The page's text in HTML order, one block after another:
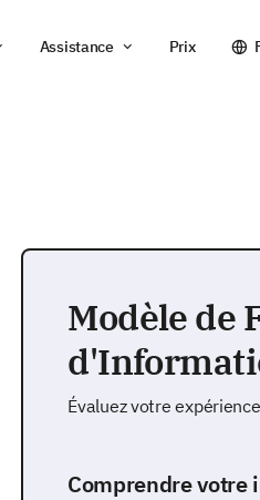
Assistance Prix
Modèle de
Évaluez votre
Comprendre votre